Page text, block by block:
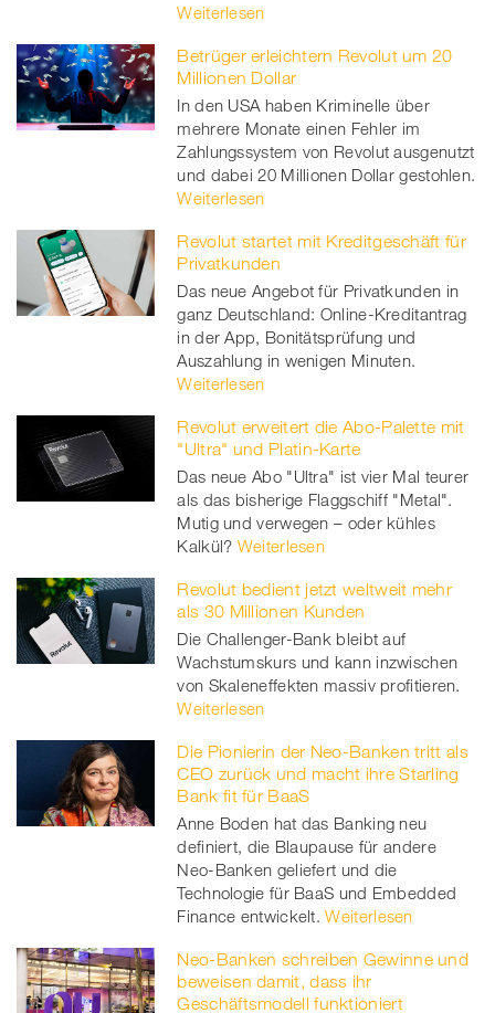
Weiterlesen
Betrüger erleichtern Revolut um 20
Millionen Dollar
In den USA haben Kriminelle über
mehrere Monate einen Fehler im
Zahlungssystem von Revolut ausgenutzt
und dabei 20 Millionen Dollar gestohlen.
Weiterlesen
Revolut startet mit Kreditgeschäft für
Privatkunden
Das neue Angebot für Privatkunden in
ganz Deutschland: Online-Kreditantrag
in der App, Bonitätsprüfung und
Auszahlung in wenigen Minuten.
Weiterlesen
Revolut erweitert die Abo-Palette mit
"Ultra" und Platin-Karte
Das neue Abo "Ultra" ist vier Mal teurer
als das bisherige Flaggschiff "Metal".
Mutig und verwegen – oder kühles
Kalkül? Weiterlesen
Revolut bedient jetzt weltweit mehr
als 30 Millionen Kunden
Die Challenger-Bank bleibt auf
Wachstumskurs und kann inzwischen
von Skaleneffekten massiv profitieren.
Weiterlesen
Die Pionierin der Neo-Banken tritt als
CEO zurück und macht ihre Starling
Bank fit für BaaS
Anne Boden hat das Banking neu
definiert, die Blaupause für andere
Neo-Banken geliefert und die
Technologie für BaaS und Embedded
Finance entwickelt. Weiterlesen
Neo-Banken schreiben Gewinne und
beweisen damit, dass ihr
Geschäftsmodell funktioniert